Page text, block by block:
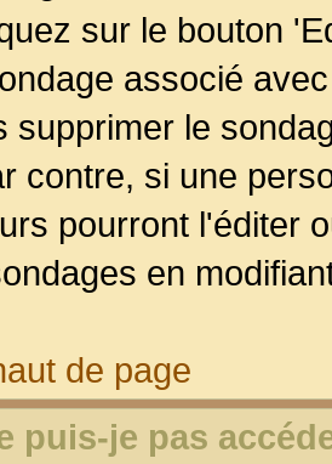
sur le bouton
associé
supprimer le
contre, si une
pourront l'éditer
en
de page
puis-je pas